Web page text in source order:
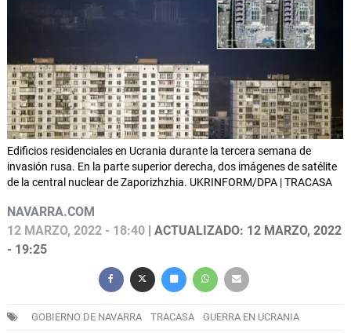
Edificios residenciales en Ucrania durante la tercera semana de
invasión rusa. En la parte superior derecha, dos imágenes de satélite
de la central nuclear de Zaporizhzhia. UKRINFORM/DPA | TRACASA
NAVARRA.COM
12 MARZO, 2022 - 18:40 | ACTUALIZADO: 12 MARZO, 2022
- 19:25
GOBIERNO DE NAVARRA TRACASA GUERRA EN UCRANIA